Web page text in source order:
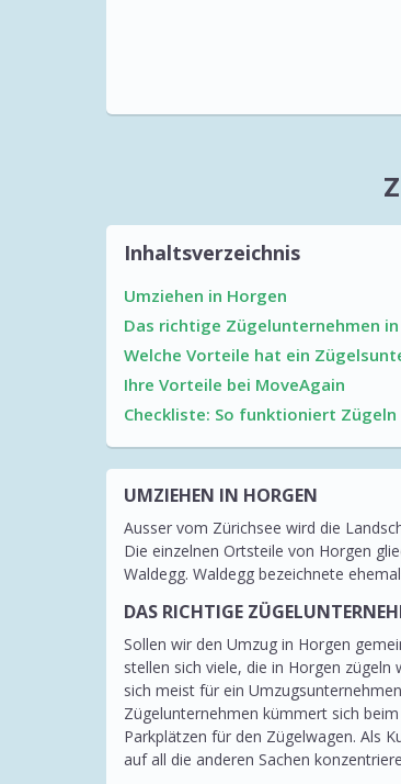
Inhaltsverzeichnis
Umziehen in Horgen
Das richtige Zügelunternehmen
Welche Vorteile hat ein
Ihre Vorteile bei MoveAgain
Checkliste: So funktioniert
UMZIEHEN IN HORGEN
Ausser vom Zürichsee wird die
Die einzelnen Ortsteile von Horgen
Waldegg. Waldegg bezeichnete
DAS RICHTIGE
Sollen wir den Umzug in Horgen
stellen sich viele, die in Horgen
sich meist für ein
Zügelunternehmen kümmert sich
Parkplätzen für den Zügelwagen. Als
auf all die anderen Sachen